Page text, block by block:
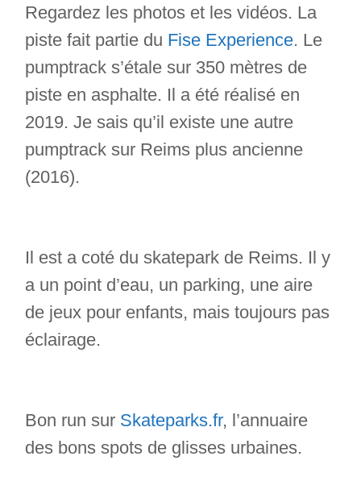
Regardez les photos et les vidéos. La
piste fait partie du Fise Experience. Le
pumptrack s’étale sur 350 mètres de
piste en asphalte. Il a été réalisé en
2019. Je sais qu’il existe une autre
pumptrack sur Reims plus ancienne
(2016).
Il est a coté du skatepark de Reims. Il y
a un point d’eau, un parking, une aire
de jeux pour enfants, mais toujours pas
éclairage.
Bon run sur Skateparks.fr, l’annuaire
des bons spots de glisses urbaines.